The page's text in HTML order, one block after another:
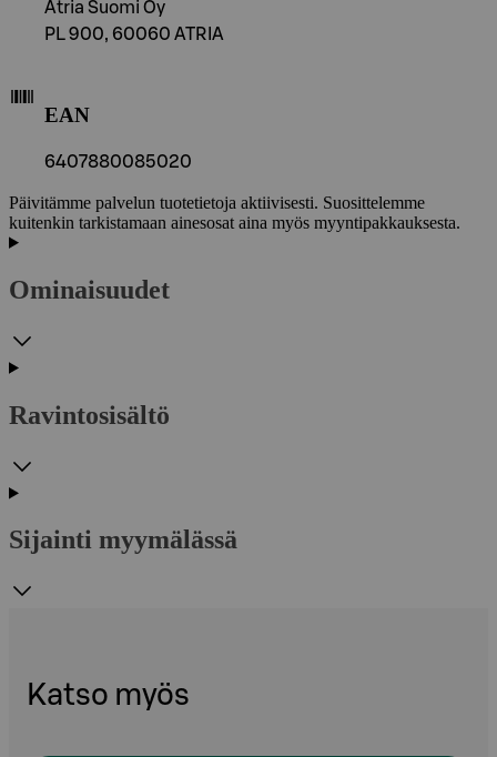
Atria Suomi Oy
PL 900, 60060 ATRIA
EAN
6407880085020
Päivitämme palvelun tuotetietoja aktiivisesti. Suosittelemme
kuitenkin tarkistamaan ainesosat aina myös myyntipakkauksesta.
Ominaisuudet
Ravintosisältö
Sijainti myymälässä
Katso myös